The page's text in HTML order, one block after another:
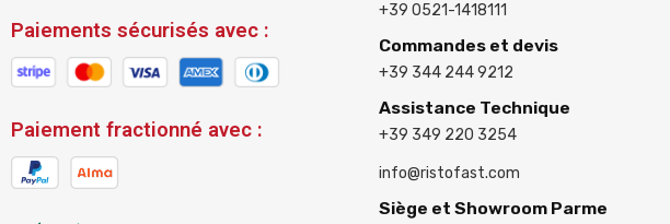
Paiements sécurisés avec :
Paiement fractionné avec :
+39 0521-1418111
Commandes et devis
+39 344 244 9212
Assistance Technique
+39 349 220 3254
info@ristofast.com
Siège et Showroom Parme